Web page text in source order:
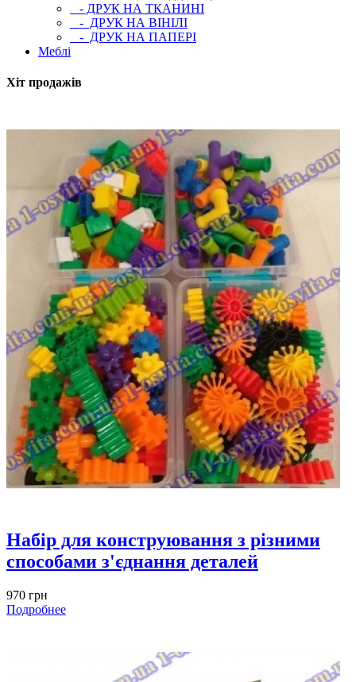
- ДРУК НА ТКАНИНІ
- ДРУК НА ВІНІЛІ
- ДРУК НА ПАПЕРІ
Меблі
Хіт продажів
Набір для конструювання з різними
способами з'єднання деталей
970 грн
Подробнее